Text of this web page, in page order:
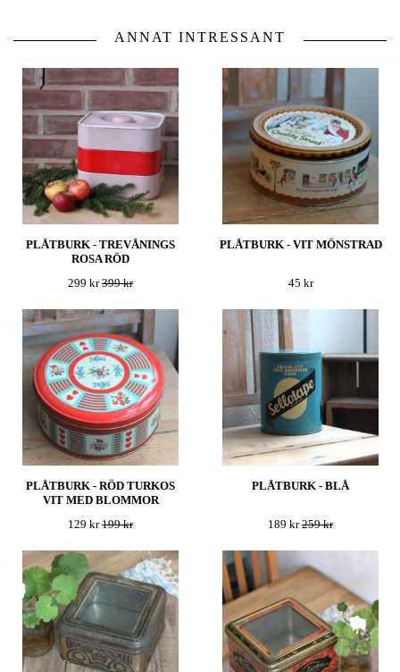
ANNAT INTRESSANT
PLÅTBURK - TREVÅNINGS
ROSA RÖD
299 kr399 kr
PLÅTBURK - VIT MÖNSTRAD
45 kr
PLÅTBURK - RÖD TURKOS
VIT MED BLOMMOR
129 kr199 kr
PLÅTBURK - BLÅ
189 kr259 kr